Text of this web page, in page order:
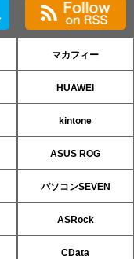
マカフィー
HUAWEI
kintone
ASUS ROG
パソコンSEVEN
ASRock
CData